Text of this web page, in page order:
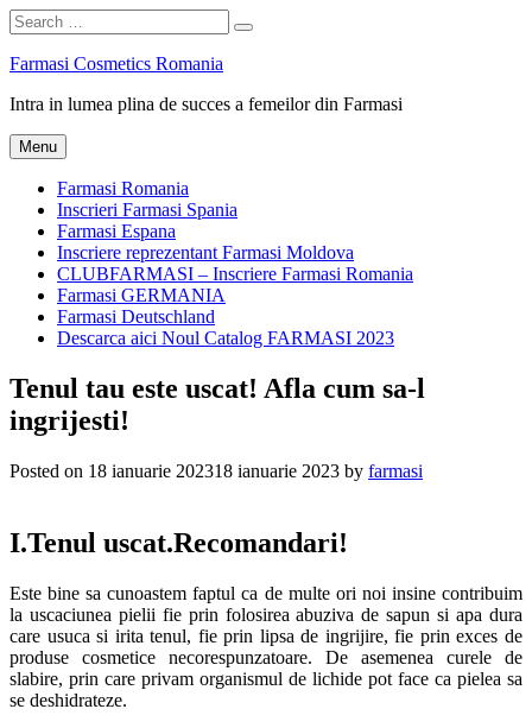
Search
for:
Search
Skip
content
Farmasi Cosmetics Romania
Intra in lumea plina de succes a femeilor din Farmasi
Menu
Farmasi Romania
Inscrieri Farmasi Spania
Farmasi Espana
Inscriere reprezentant Farmasi Moldova
CLUBFARMASI – Inscriere Farmasi Romania
Farmasi GERMANIA
Farmasi Deutschland
Descarca aici Noul Catalog FARMASI 2023
Tenul tau este uscat! Afla cum sa-l
ingrijesti!
Posted on 18 ianuarie 202318 ianuarie 2023 by farmasi
I.Tenul uscat.Recomandari!
Este bine sa cunoastem faptul ca de multe ori noi insine contribuim
la uscaciunea pielii fie prin folosirea abuziva de sapun si apa dura
care usuca si irita tenul, fie prin lipsa de ingrijire, fie prin exces de
produse cosmetice necorespunzatoare. De asemenea curele de
slabire, prin care privam organismul de lichide pot face ca pielea sa
se deshidrateze.